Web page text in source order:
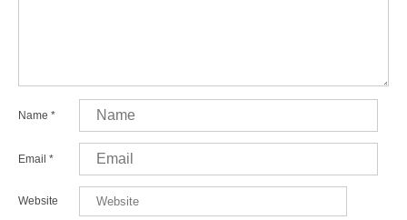
Name *
Email *
Website